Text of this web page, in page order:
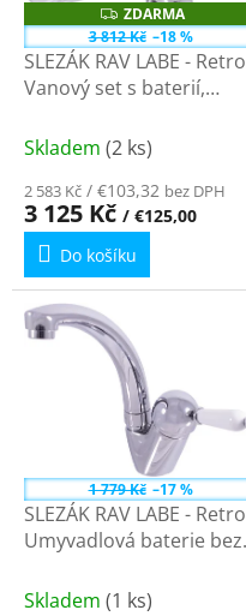
ů
o
u
Z
D
A
R
M
A
ZDARMA
3 812 Kč –18 %
SLEZÁK RAV LABE - Retro
Vanový set s baterií,
Skladem (2 ks)
2 583 Kč / €103,32 bez DPH
3 125 Kč / €125,00
Do košíku
1 779 Kč –17 %
SLEZÁK RAV LABE - Retro
Umyvadlová baterie bez
3,8"
Skladem (1 ks)